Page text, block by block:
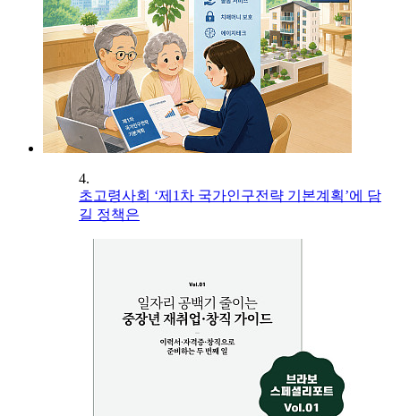
4.
초고령사회 ‘제1차 국가인구전략 기본계획’에 담
길 정책은